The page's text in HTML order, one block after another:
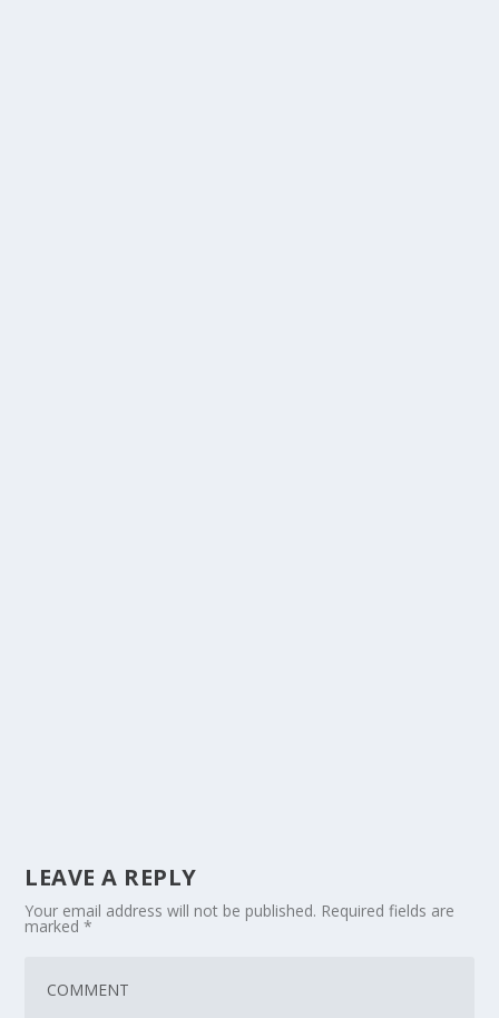
LEAVE A REPLY
Your email address will not be published. Required fields are
marked*